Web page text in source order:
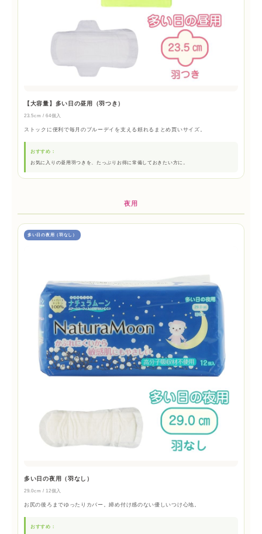
【大容量】多い日の昼用（羽つき）
23.5cm / 64個入
ストックに便利で毎月のブルーデイを支える頼れるまとめ買いサイズ。
おすすめ：
お気に入りの昼用羽つきを、たっぷりお得に常備しておきたい方に。
夜用
多い日の夜用（羽なし）
多い日の夜用（羽なし）
29.0cm / 12個入
お尻の後ろまでゆったりカバー。締め付け感のない優しいつけ心地。
おすすめ：